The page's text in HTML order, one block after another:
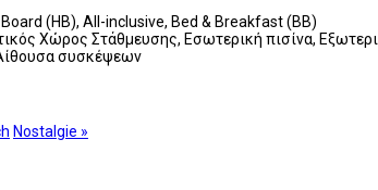
(HB), All-inclusive, Bed & Breakfast (BB)
Χώρος Στάθμευσης, Εσωτερική πισίνα,
συσκέψεων
Nostalgie »